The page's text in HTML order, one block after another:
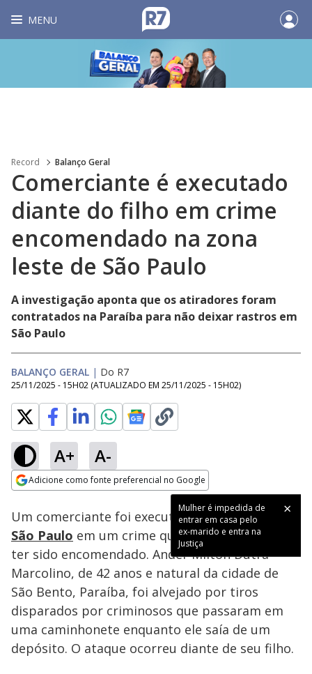
MENU
Record Balanço Geral
Comerciante é executado
diante do filho em crime
encomendado na zona
leste de São Paulo
A investigação aponta que os atiradores foram
contratados na Paraíba para não deixar rastros em
São Paulo
BALANÇO GERAL | Do R7
25/11/2025 - 15H02 (ATUALIZADO EM 25/11/2025 - 15H02)
A+ A-
Adicione como fonte preferencial no Google
Mulher é impedida de
entrar em casa pelo
ex-marido e entra na
Justiça
Ativar
Loaded:
16.86%
Um comerciante foi executado na zona leste de
São Paulo em um crime que a polícia acredita
ter sido encomendado. Ander Milton Dutra
Marcolino, de 42 anos e natural da cidade de
São Bento, Paraíba, foi alvejado por tiros
disparados por criminosos que passaram em
uma caminhonete enquanto ele saía de um
depósito. O ataque ocorreu diante de seu filho.